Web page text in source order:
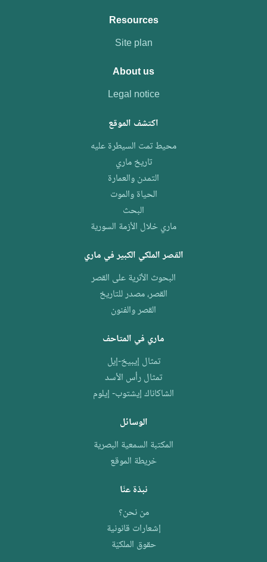
Resources
Site plan
About us
Legal notice
اكتشف الموقع
محيط تمت السيطرة عليه
تاريخ ماري
التمدن والعمارة
الحياة والموت
البحث
ماري خلال الأزمة السورية
القصر الملكي الكبير في ماري
البحوث الأثرية على القصر
القصر، مصدر للتاريخ
القصر والفنون
ماري في المتاحف
تمثال إيبيخ-إيل
تمثال رأس الأسد
الشاكاناك إيشتوب- إيلوم
الوسائل
المكتبة السمعية البصرية
خريطة الموقع
نبذة عنّا
من نحن؟
إشعارات قانونية
حقوق الملكيّة